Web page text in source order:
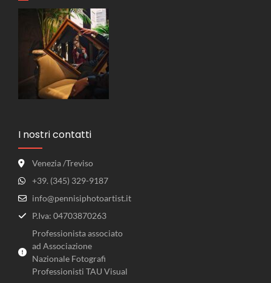
I nostri contatti
Venezia /Treviso
+39. (345) 329-9187
info@pennisiphotoartist.it
P.Iva: 04703870263
Professionista associato
ad Associazione
Nazionale Fotografi
Professionisti TAU Visual